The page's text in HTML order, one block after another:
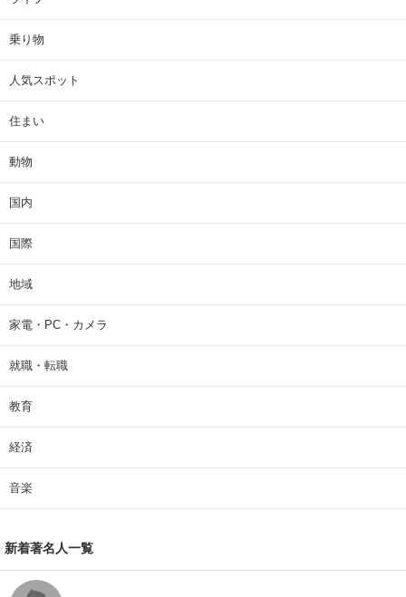
乗り物
人気スポット
住まい
動物
国内
国際
地域
家電・PC・カメラ
就職・転職
教育
経済
音楽
新着著名人一覧